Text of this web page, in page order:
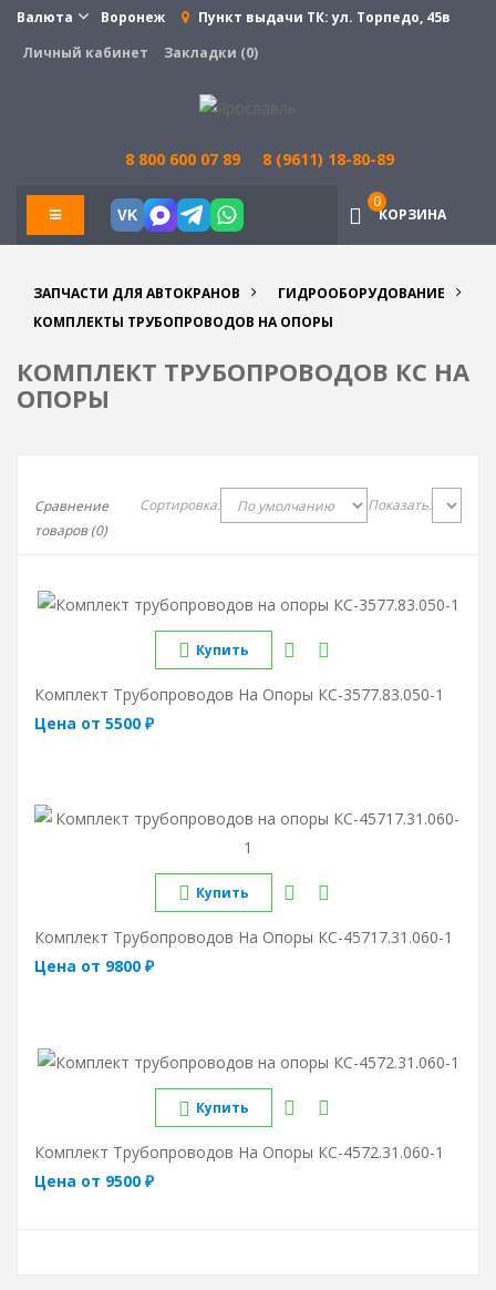
Валюта Воронеж Пункт выдачи ТК:ул. Торпедо, 45в
Личный кабинет
Закладки (0)
8 800 600 07 89 8 (9611) 18-80-89
VK КОРЗИНА
0
ЗАПЧАСТИ ДЛЯ АВТОКРАНОВ
ГИДРООБОРУДОВАНИЕ
КОМПЛЕКТЫ ТРУБОПРОВОДОВ НА ОПОРЫ
КОМПЛЕКТ ТРУБОПРОВОДОВ КС НА
ОПОРЫ
Сравнение
товаров (0)
Сортировка: Показать:
Купить
Комплект Трубопроводов На Опоры КС-3577.83.050-1
Цена от 5500 ₽
Купить
Комплект Трубопроводов На Опоры КС-45717.31.060-1
Цена от 9800 ₽
Купить
Комплект Трубопроводов На Опоры КС-4572.31.060-1
Цена от 9500 ₽